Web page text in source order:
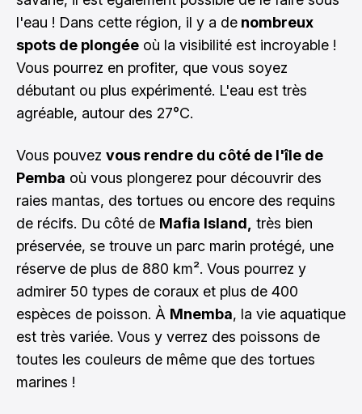
l'eau ! Dans cette région, il y a de nombreux
spots de plongée où la visibilité est incroyable !
Vous pourrez en profiter, que vous soyez
débutant ou plus expérimenté. L'eau est très
agréable, autour des 27°C.
Vous pouvez vous rendre du côté de l'île de
Pemba où vous plongerez pour découvrir des
raies mantas, des tortues ou encore des requins
de récifs. Du côté de Mafia Island, très bien
préservée, se trouve un parc marin protégé, une
réserve de plus de 880 km². Vous pourrez y
admirer 50 types de coraux et plus de 400
espèces de poisson. À Mnemba, la vie aquatique
est très variée. Vous y verrez des poissons de
toutes les couleurs de même que des tortues
marines !